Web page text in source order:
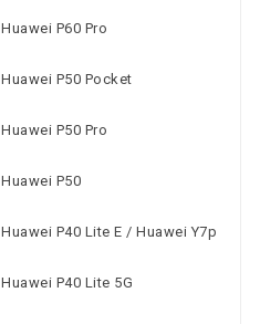
Huawei P60 Pro
Huawei P50 Pocket
Huawei P50 Pro
Huawei P50
Huawei P40 Lite E / Huawei Y7p
Huawei P40 Lite 5G